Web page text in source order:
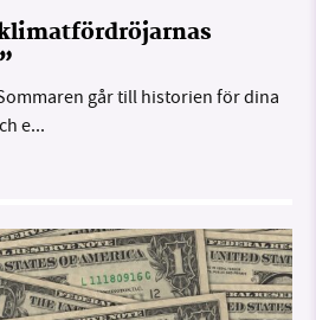
går till historien för dina
e...